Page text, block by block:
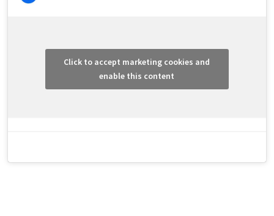
Click to accept marketing cookies and
enable this content